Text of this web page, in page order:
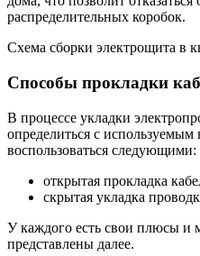
распределительных коробок.
Схема сборки электрощита в
Способы прокладки
В процессе укладки
определиться с
воспользоваться следующими:
открытая прокладка
скрытая укладка
У каждого есть свои плюсы и
представлены далее.